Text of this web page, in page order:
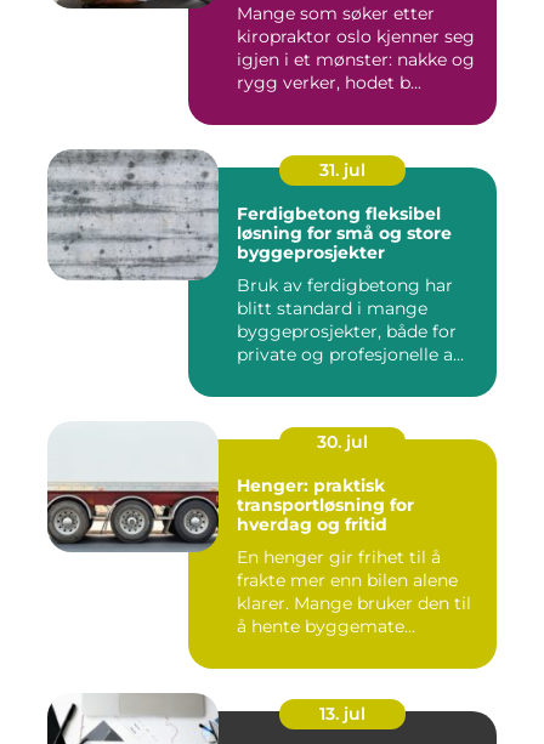
Mange som søker etter
kiropraktor oslo kjenner seg
igjen i et mønster: nakke og
rygg verker, hodet b...
31. jul
Ferdigbetong fleksibel
løsning for små og store
byggeprosjekter
Bruk av ferdigbetong har
blitt standard i mange
byggeprosjekter, både for
private og profesjonelle a...
30. jul
Henger: praktisk
transportløsning for
hverdag og fritid
En henger gir frihet til å
frakte mer enn bilen alene
klarer. Mange bruker den til
å hente byggemate...
13. jul